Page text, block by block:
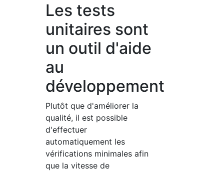
Les tests
unitaires sont
un outil d'aide
au
développement
Plutôt que d'améliorer la
qualité, il est possible
d'effectuer
automatiquement les
vérifications minimales afin
que la vitesse de